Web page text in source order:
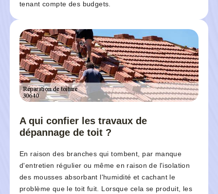
tenant compte des budgets.
A qui confier les travaux de
dépannage de toit ?
En raison des branches qui tombent, par manque
d'entretien régulier ou même en raison de l'isolation
des mousses absorbant l'humidité et cachant le
problème que le toit fuit. Lorsque cela se produit, les